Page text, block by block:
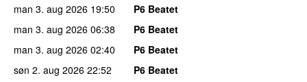
man 3. aug 2026 19:50
P6 Beatet
man 3. aug 2026 06:38
P6 Beatet
man 3. aug 2026 02:40
P6 Beatet
søn 2. aug 2026 22:52
P6 Beatet